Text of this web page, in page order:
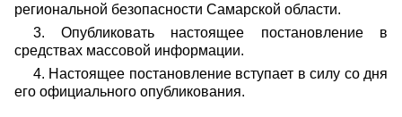
региональной безопасности Самарской области.
3. Опубликовать настоящее постановление в
средствах массовой информации.
4. Настоящее постановление вступает в силу со дня
его официального опубликования.